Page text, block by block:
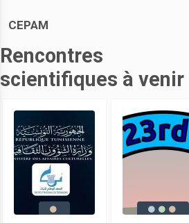
CEPAM
Rencontres
scientifiques à venir